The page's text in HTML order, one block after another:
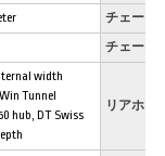
チェーン
チェーン
width
Tunnel
hub, DT Swiss
リアホイ